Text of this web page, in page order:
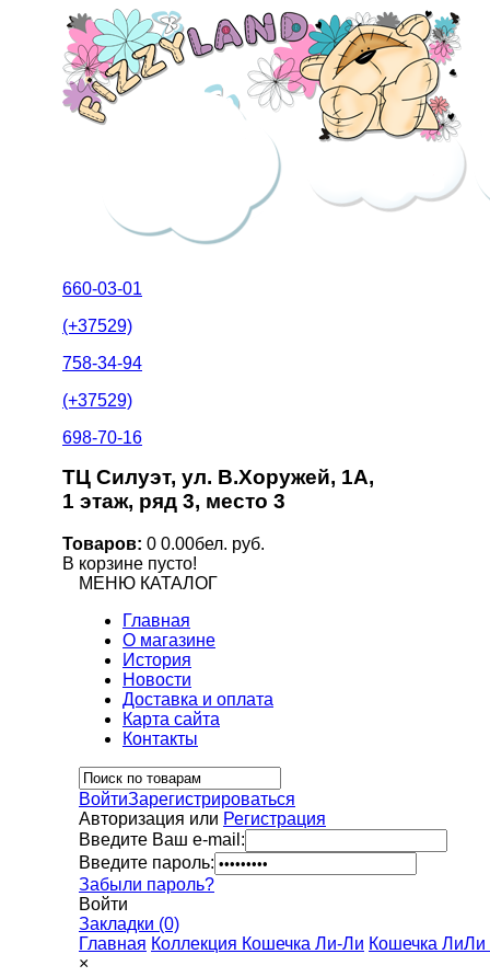
660-03-01
(+37529)
758-34-94
(+37529)
698-70-16
ТЦ Силуэт, ул. В.Хоружей, 1А,
1 этаж, ряд 3, место 3
Товаров: 0 0.00бел. руб.
В корзине пусто!
МЕНЮ КАТАЛОГ
Главная
О магазине
История
Новости
Доставка и оплата
Карта сайта
Контакты
ВойтиЗарегистрироваться
Авторизация или Регистрация
Введите Ваш e-mail:
Введите пароль:
Забыли пароль?
Войти
Закладки (0)
Главная Коллекция Кошечка Ли-Ли Кошечка ЛиЛи
×